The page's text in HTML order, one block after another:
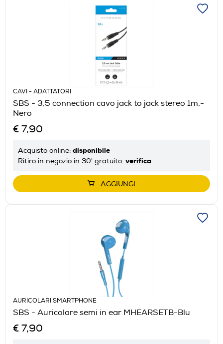
CAVI - ADATTATORI
SBS - 3,5 connection cavo jack to jack stereo 1m,-
Nero
€ 7,90
Acquisto online: disponibile
Ritiro in negozio in 30' gratuito: verifica
AGGIUNGI
AURICOLARI SMARTPHONE
SBS - Auricolare semi in ear MHEARSETB-Blu
€ 7,90